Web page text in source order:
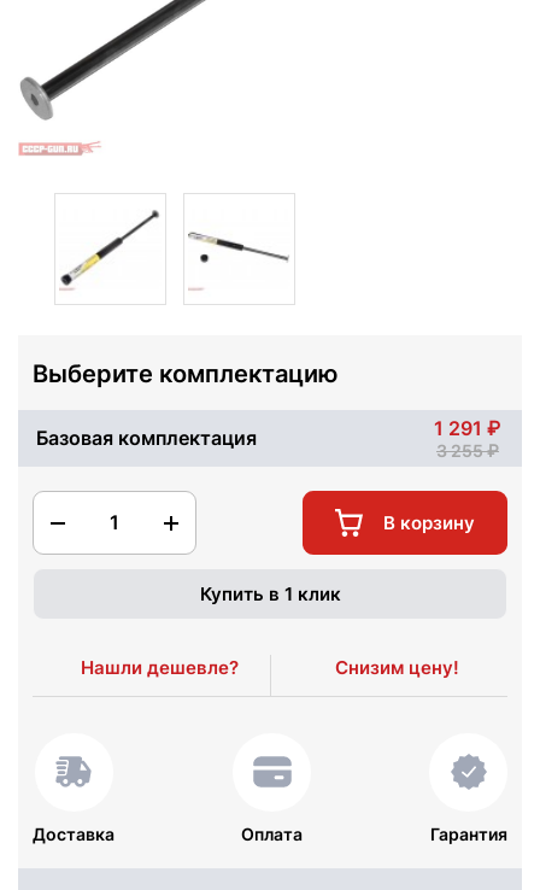
Выберите комплектацию
Базовая комплектация 1 291
3 255
1 В корзину
Купить в 1 клик
Нашли дешевле? Снизим цену!
Доставка Оплата Гарантия